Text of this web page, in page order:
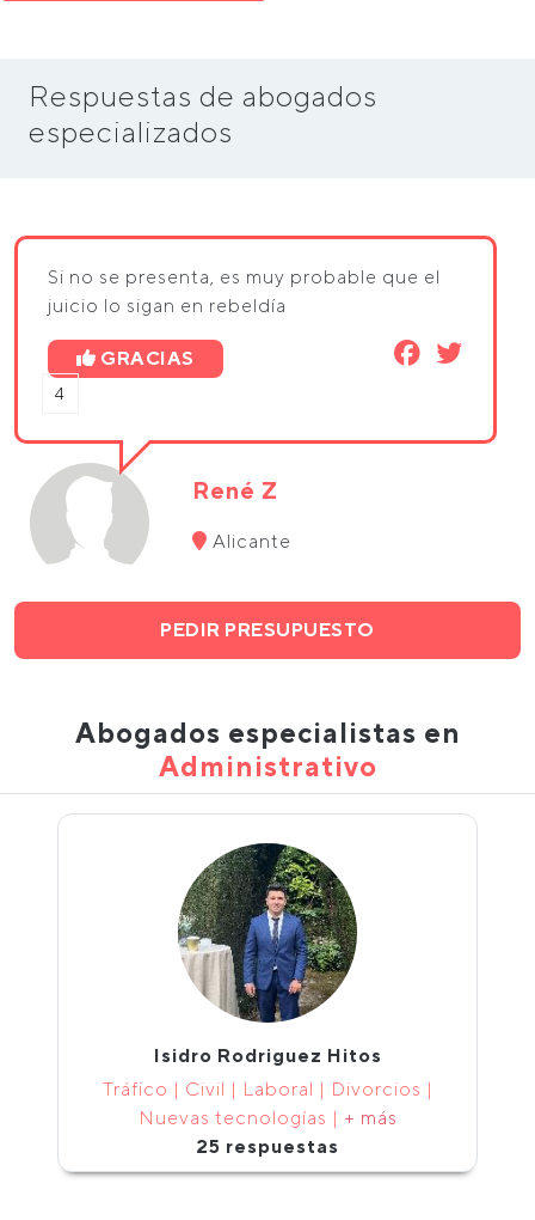
Respuestas de abogados
especializados
Si no se presenta, es muy probable que el
juicio lo sigan en rebeldía
GRACIAS
4
René Z
Alicante
PEDIR PRESUPUESTO
Abogados especialistas en
Administrativo
Isidro Rodriguez Hitos
Tráfico | Civil | Laboral | Divorcios |
Nuevas tecnologías | + más
25 respuestas